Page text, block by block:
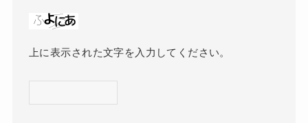
上に表示された文字を入力してください。